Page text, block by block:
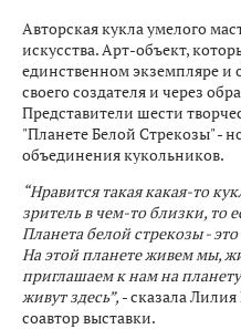
Авторская кукла умелого
искусства. Арт-объект,
единственном экземпляре и
своего создателя и через
Представители шести
"Планете Белой Стрекозы" -
объединения кукольников.
“Нравится такая какая-то
зритель в чем-то близки, то
Планета белой стрекозы -
На этой планете живем мы,
приглашаем к нам на
живут здесь”, - сказала
соавтор выставки.